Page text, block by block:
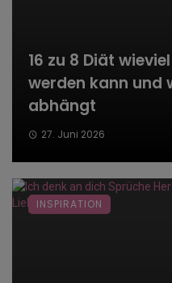
16 zu 8 Diät
werden kann und
abhängt
27. Juni 2026
INSPIRATION